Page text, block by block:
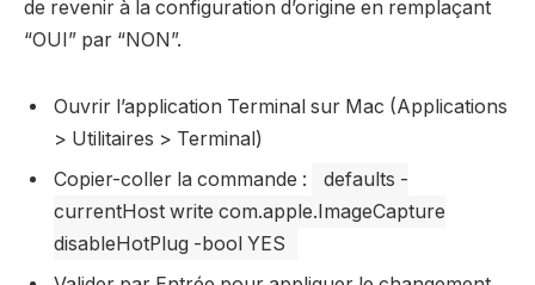
de revenir à la configuration d’origine en remplaçant
“OUI” par “NON”.
Ouvrir l’application Terminal sur Mac (Applications
> Utilitaires > Terminal)
Copier-coller la commande :
defaults -
currentHost write com.apple.ImageCapture
disableHotPlug -bool YES